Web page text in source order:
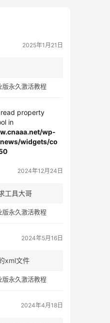
2025年1月21日
版永久激活教程
property
in
wp-
widgets/co
2024年12月24日
工具大哥
版永久激活教程
2024年5月16日
xml文件
版永久激活教程
2024年4月18日